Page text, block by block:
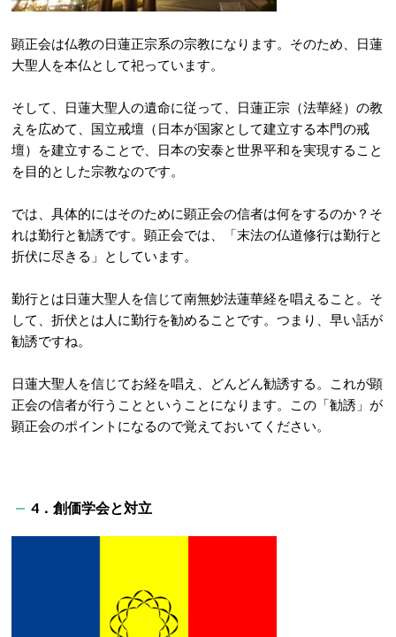
顕正会は仏教の日蓮正宗系の宗教になります。そのため、日蓮
大聖人を本仏として祀っています。
そして、日蓮大聖人の遺命に従って、日蓮正宗（法華経）の教
えを広めて、国立戒壇（日本が国家として建立する本門の戒
壇）を建立することで、日本の安泰と世界平和を実現すること
を目的とした宗教なのです。
では、具体的にはそのために顕正会の信者は何をするのか？そ
れは勤行と勧誘です。顕正会では、「末法の仏道修行は勤行と
折伏に尽きる」としています。
勤行とは日蓮大聖人を信じて南無妙法蓮華経を唱えること。そ
して、折伏とは人に勤行を勧めることです。つまり、早い話が
勧誘ですね。
日蓮大聖人を信じてお経を唱え、どんどん勧誘する。これが顕
正会の信者が行うことということになります。この「勧誘」が
顕正会のポイントになるので覚えておいてください。
4．創価学会と対立